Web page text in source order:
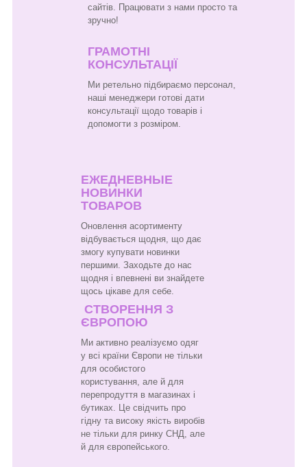
сайтів. Працювати з нами просто та
зручно!
ГРАМОТНІ
КОНСУЛЬТАЦІЇ
Ми ретельно підбираємо персонал,
наші менеджери готові дати
консультації щодо товарів і
допомогти з розміром.
ЕЖЕДНЕВНЫЕ
НОВИНКИ
ТОВАРОВ
Оновлення асортименту
відбувається щодня, що дає
змогу купувати новинки
першими. Заходьте до нас
щодня і впевнені ви знайдете
щось цікаве для себе.
СТВОРЕННЯ З
ЄВРОПОЮ
Ми активно реалізуємо одяг
у всі країни Європи не тільки
для особистого
користування, але й для
перепродуття в магазинах і
бутиках. Це свідчить про
гідну та високу якість виробів
не тільки для ринку СНД, але
й для європейського.